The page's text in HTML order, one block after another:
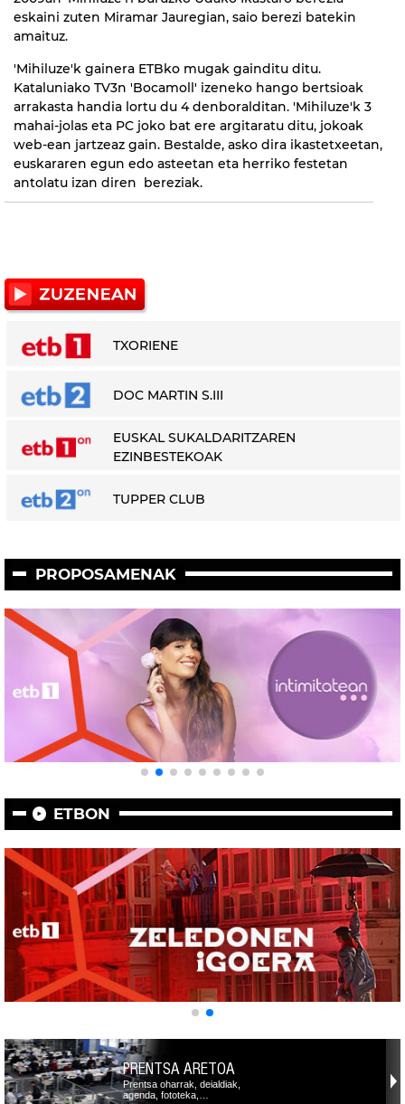
eskaini zuten Miramar Jauregian, saio berezi batekin
amaituz.
'Mihiluze'k gainera ETBko mugak gainditu ditu.
Kataluniako TV3n 'Bocamoll' izeneko hango bertsioak
arrakasta handia lortu du 4 denboralditan. 'Mihiluze'k 3
mahai-jolas eta PC joko bat ere argitaratu ditu, jokoak
web-ean jartzeaz gain. Bestalde, asko dira ikastetxeetan,
euskararen egun edo asteetan eta herriko festetan
antolatu izan diren bereziak.
TXORIENE
DOC MARTIN S.III
EUSKAL SUKALDARITZAREN
EZINBESTEKOAK
TUPPER CLUB
PROPOSAMENAK
ETBON
PRENTSA ARETOA
Prentsa oharrak, deialdiak,
agenda, fototeka,…